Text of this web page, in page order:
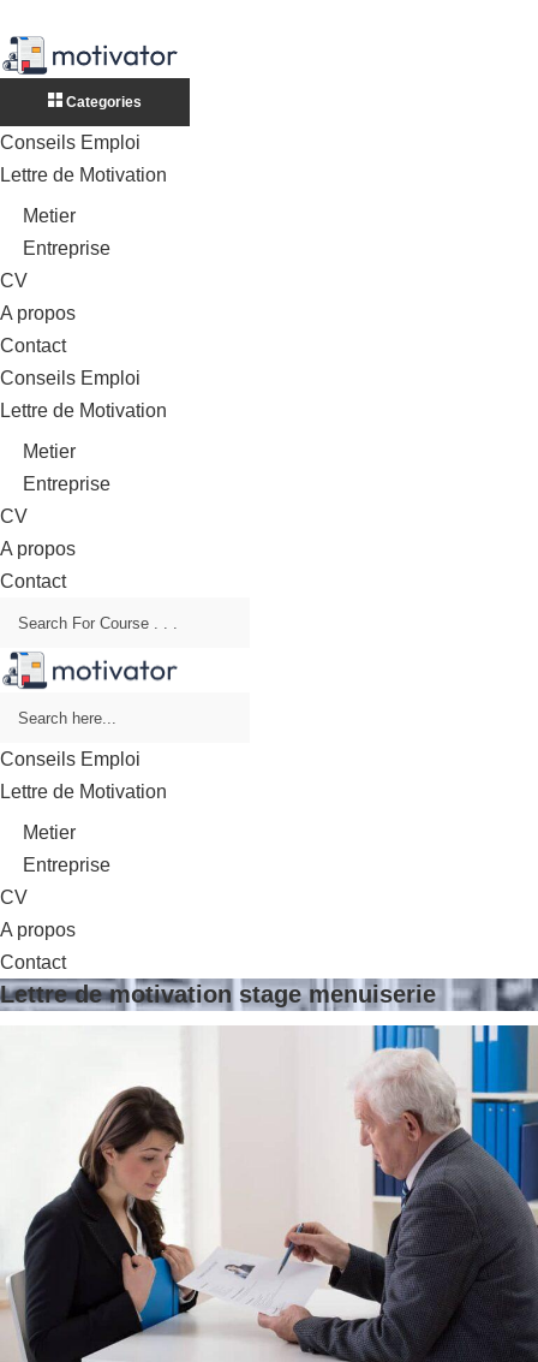
Categories
Conseils Emploi
Lettre de Motivation
Metier
Entreprise
CV
A propos
Contact
Conseils Emploi
Lettre de Motivation
Metier
Entreprise
CV
A propos
Contact
Conseils Emploi
Lettre de Motivation
Metier
Entreprise
CV
A propos
Contact
Lettre de motivation stage menuiserie